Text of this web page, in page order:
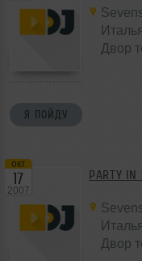
Я ПОЙДУ
Двор
окт
17
2007
PARTY IN
Двор